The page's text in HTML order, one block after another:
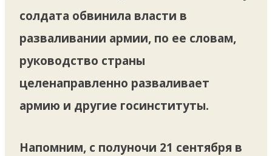
солдата обвинила власти в
разваливании армии, по ее словам,
руководство страны
целенаправленно разваливает
армию и другие госинституты.
Напомним, с полуночи 21 сентября в